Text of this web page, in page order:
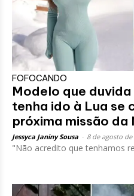
FOFOCANDO
Modelo que
tenha ido à Lua se
próxima missão da
Jessyca Janiny Sousa 8 de agosto de
"Não acredito que tenhamos